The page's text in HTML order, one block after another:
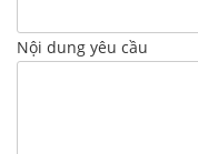
Nội dung yêu cầu